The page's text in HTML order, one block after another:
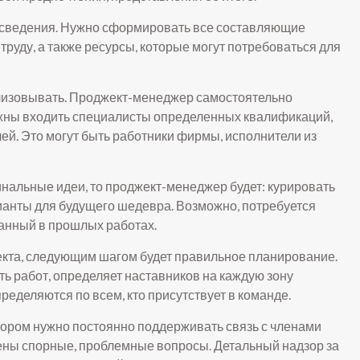
Нужно сформировать все составляющие
а также ресурсы, которые могут потребоваться для
Проджект-менеджер самостоятельно
входить специалисты определенных квалификаций,
Это могут быть работники фирмы, исполнители из
идеи, то проджект-менеджер будет: курировать
для будущего шедевра. Возможно, потребуется
в прошлых работах.
следующим шагом будет правильное планирование.
работ, определяет наставников на каждую зону
по всем, кто присутствует в команде.
нужно постоянно поддерживать связь с членами
спорные, проблемные вопросы. Детальный надзор за